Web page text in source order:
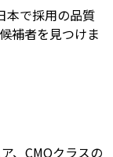
本で採用の品質
補者を見つけま
、CMOクラスの